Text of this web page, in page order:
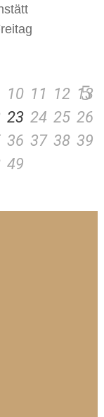
10 11 12 13
23 24 25 26
36 37 38 39
49